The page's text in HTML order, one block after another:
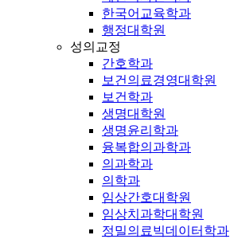
한국어교육학과
행정대학원
성의교정
간호학과
보건의료경영대학원
보건학과
생명대학원
생명윤리학과
융복합의과학과
의과학과
의학과
임상간호대학원
임상치과학대학원
정밀의료빅데이터학과